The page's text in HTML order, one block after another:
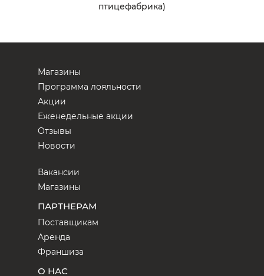
птицефабрика)
Магазины
Программа лояльности
Акции
Еженедельные акции
Отзывы
Новости
Вакансии
Магазины
ПАРТНЕРАМ
Поставщикам
Аренда
Франшиза
О НАС